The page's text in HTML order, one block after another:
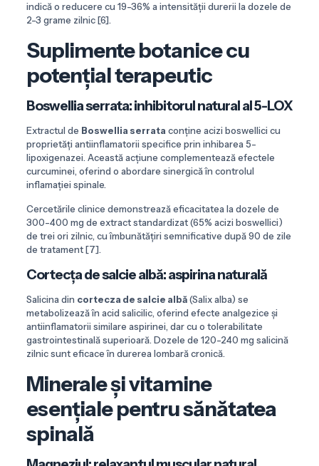
indică o reducere cu 19-36% a intensității durerii la dozele de
2-3 grame zilnic [6].
Suplimente botanice cu
potențial terapeutic
Boswellia serrata: inhibitorul natural al 5-LOX
Extractul de Boswellia serrata conține acizi boswellici cu
proprietăți antiinflamatorii specifice prin inhibarea 5-
lipoxigenazei. Această acțiune complementează efectele
curcuminei, oferind o abordare sinergică în controlul
inflamației spinale.
Cercetările clinice demonstrează eficacitatea la dozele de
300-400 mg de extract standardizat (65% acizi boswellici)
de trei ori zilnic, cu îmbunătățiri semnificative după 90 de zile
de tratament [7].
Cortecța de salcie albă: aspirina naturală
Salicina din cortecza de salcie albă(Salix alba) se
metabolizează în acid salicilic, oferind efecte analgezice și
antiinflamatorii similare aspirinei, dar cu o tolerabilitate
gastrointestinală superioară. Dozele de 120-240 mg salicină
zilnic sunt eficace în durerea lombară cronică.
Minerale și vitamine
esențiale pentru sănătatea
spinală